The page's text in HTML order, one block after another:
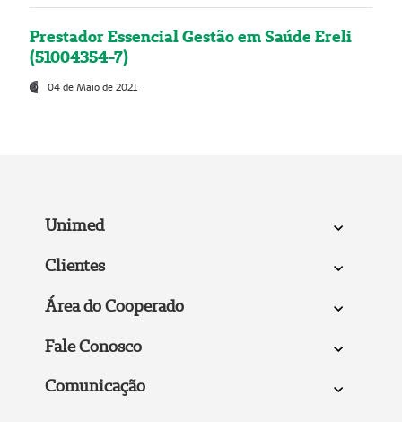
Prestador Essencial Gestão em Saúde Ereli
(51004354-7)
04 de Maio de 2021
Unimed
Clientes
Área do Cooperado
Fale Conosco
Comunicação